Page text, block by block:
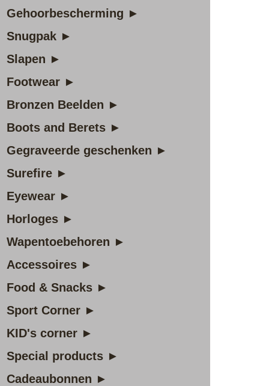
Gehoorbescherming ►
Snugpak ►
Slapen ►
Footwear ►
Bronzen Beelden ►
Boots and Berets ►
Gegraveerde geschenken ►
Surefire ►
Eyewear ►
Horloges ►
Wapentoebehoren ►
Accessoires ►
Food & Snacks ►
Sport Corner ►
KID's corner ►
Special products ►
Cadeaubonnen ►